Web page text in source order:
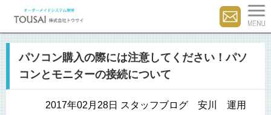
パソコン購入の際には注意してください！パソ
コンとモニターの接続について
2017年02月28日 スタッフブログ 安川 運用